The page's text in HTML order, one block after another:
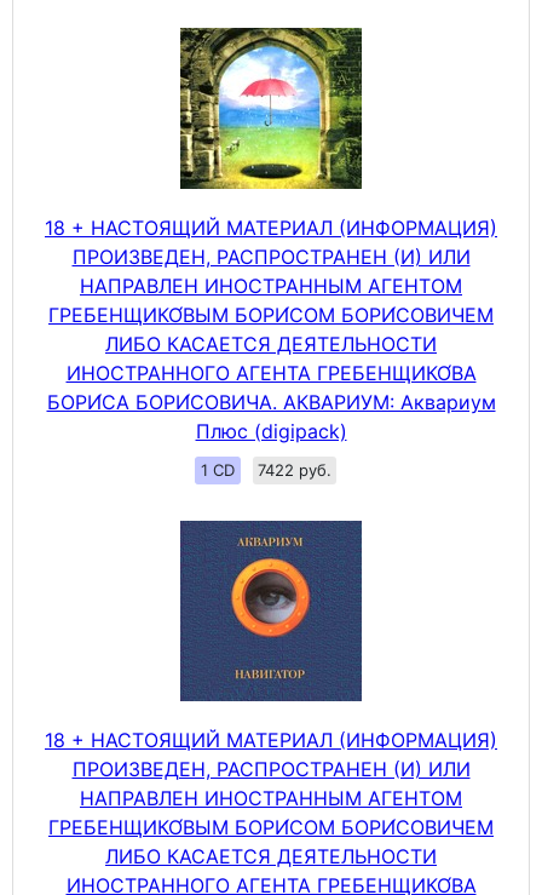
18 + НАСТОЯЩИЙ МАТЕРИАЛ (ИНФОРМАЦИЯ)
ПРОИЗВЕДЕН, РАСПРОСТРАНЕН (И) ИЛИ
НАПРАВЛЕН ИНОСТРАННЫМ АГЕНТОМ
ГРЕБЕНЩИКО́ВЫМ БОРИ́СОМ БОРИ́СОВИЧЕМ
ЛИБО КАСАЕТСЯ ДЕЯТЕЛЬНОСТИ
ИНОСТРАННОГО АГЕНТА ГРЕБЕНЩИКО́ВА
БОРИ́СА БОРИ́СОВИЧА. АКВАРИУМ: Аквариум
Плюс (digipack)
1 CD 7422 руб.
18 + НАСТОЯЩИЙ МАТЕРИАЛ (ИНФОРМАЦИЯ)
ПРОИЗВЕДЕН, РАСПРОСТРАНЕН (И) ИЛИ
НАПРАВЛЕН ИНОСТРАННЫМ АГЕНТОМ
ГРЕБЕНЩИКО́ВЫМ БОРИ́СОМ БОРИ́СОВИЧЕМ
ЛИБО КАСАЕТСЯ ДЕЯТЕЛЬНОСТИ
ИНОСТРАННОГО АГЕНТА ГРЕБЕНЩИКО́ВА